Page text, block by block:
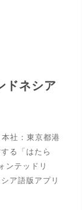
ドネシア
社：東京都港
る「はたら
ンテッドリ
ア語版アプリ